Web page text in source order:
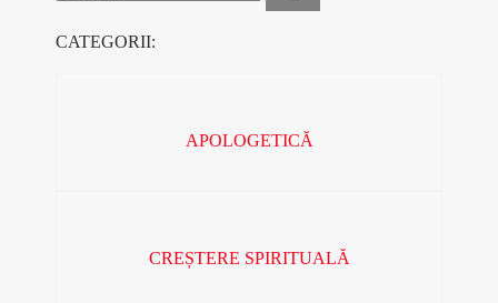
CATEGORII:
APOLOGETICĂ
CREȘTERE SPIRITUALĂ